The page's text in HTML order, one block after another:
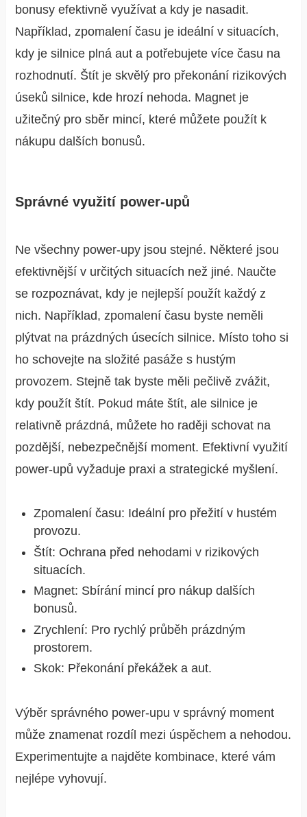
bonusy efektivně využívat a kdy je nasadit.
Například, zpomalení času je ideální v situacích,
kdy je silnice plná aut a potřebujete více času na
rozhodnutí. Štít je skvělý pro překonání rizikových
úseků silnice, kde hrozí nehoda. Magnet je
užitečný pro sběr mincí, které můžete použít k
nákupu dalších bonusů.
Správné využití power-upů
Ne všechny power-upy jsou stejné. Některé jsou
efektivnější v určitých situacích než jiné. Naučte
se rozpoznávat, kdy je nejlepší použít každý z
nich. Například, zpomalení času byste neměli
plýtvat na prázdných úsecích silnice. Místo toho si
ho schovejte na složité pasáže s hustým
provozem. Stejně tak byste měli pečlivě zvážit,
kdy použít štít. Pokud máte štít, ale silnice je
relativně prázdná, můžete ho raději schovat na
pozdější, nebezpečnější moment. Efektivní využití
power-upů vyžaduje praxi a strategické myšlení.
Zpomalení času: Ideální pro přežití v hustém
provozu.
Štít: Ochrana před nehodami v rizikových
situacích.
Magnet: Sbírání mincí pro nákup dalších
bonusů.
Zrychlení: Pro rychlý průběh prázdným
prostorem.
Skok: Překonání překážek a aut.
Výběr správného power-upu v správný moment
může znamenat rozdíl mezi úspěchem a nehodou.
Experimentujte a najděte kombinace, které vám
nejlépe vyhovují.